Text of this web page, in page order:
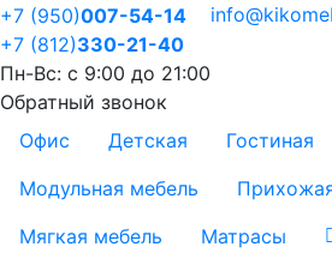
+7 (950)007-54-14
+7 (812)330-21-40
Пн-Вс: с 9:00 до 21:00
Обратный звонок
Офис Детская
Гостиная
Модульная мебель
Мягкая мебель
Матрасы